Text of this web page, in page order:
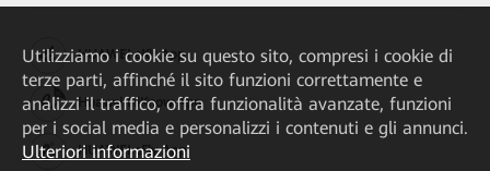
HUAWEI eKit App
Huawei HiKnow App
HUAWEI eFly App
Utilizziamo i cookie su questo sito, compresi i cookie di
terze parti, affinché il sito funzioni correttamente e
analizzi il traffico, offra funzionalità avanzate, funzioni
per i social media e personalizzi i contenuti e gli annunci.
Ulteriori informazioni